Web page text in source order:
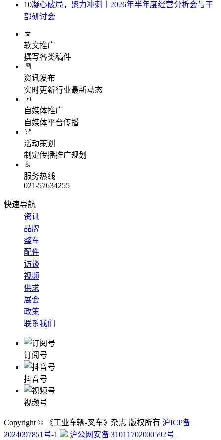
10凝心破局，聚力冲刺丨2026年半年度经营分析会与干
部研讨会
软文推广
撰写各类稿件
资讯发布
实时更新行业最新动态
自媒体推广
自媒体平台传播
活动策划
制定传播推广规划
服务热线
021-57634255
快速导航
资讯
品牌
整车
配件
访谈
视频
供求
展会
政策
联系我们
订阅号
抖音号
视频号
Copyright © 《工业车辆-叉车》杂志 版权所有 沪ICP备
2024097851号-1
沪公网安备 31011702000592号